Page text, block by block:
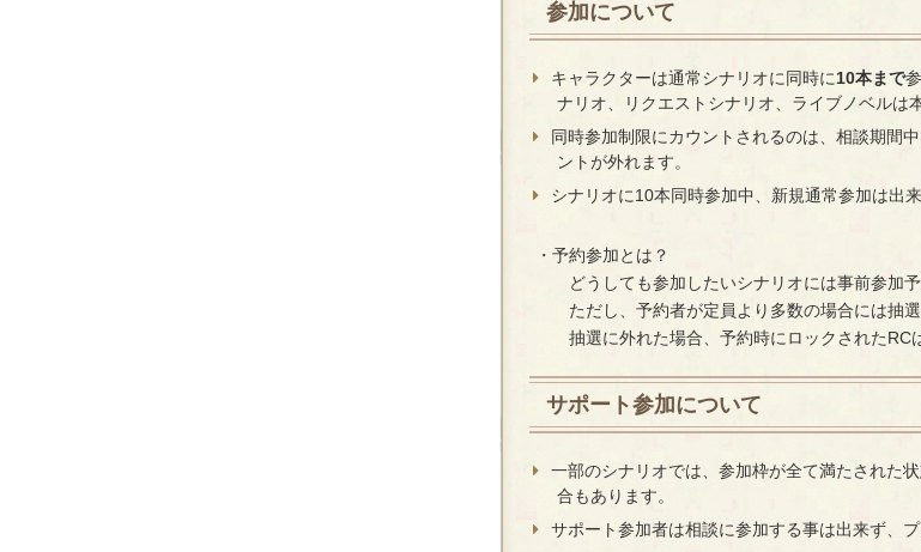
参加について
キャラクターは通常シナリオに同時に10本まで
ナリオ、リクエストシナリオ、ライブノベルは
同時参加制限にカウントされるのは、相談期間
ントが外れます。
シナリオに10本同時参加中、新規通常参加は出
・予約参加とは？
どうしても参加したいシナリオには事前参加予
ただし、予約者が定員より多数の場合には抽選
抽選に外れた場合、予約時にロックされたRCは
サポート参加について
一部のシナリオでは、参加枠が全て満たされた
合もあります。
サポート参加者は相談に参加する事は出来ず、